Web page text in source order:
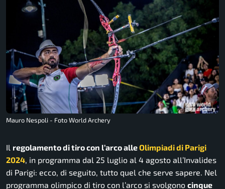
Mauro Nespoli - Foto World Archery
Il regolamento di tiro con l’arco alleOlimpiadi di Parigi
2024, in programma dal 25 luglio al 4 agosto all’Invalides
di Parigi: ecco, di seguito, tutto quel che serve sapere. Nel
programma olimpico di tiro con l’arco si svolgono cinque